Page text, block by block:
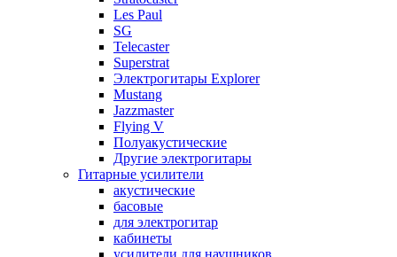
Les Paul
SG
Telecaster
Superstrat
Электрогитары Explorer
Mustang
Jazzmaster
Flying V
Полуакустические
Другие электрогитары
Гитарные усилители
акустические
басовые
для электрогитар
кабинеты